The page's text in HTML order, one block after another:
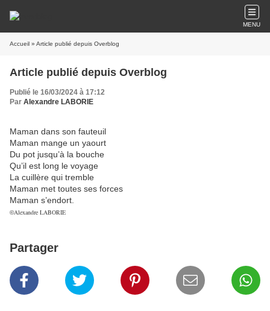
MENU
Accueil » Article publié depuis Overblog
Article publié depuis Overblog
Publié le 16/03/2024 à 17:12
Par Alexandre LABORIE
Maman dans son fauteuil
Maman mange un yaourt
Du pot jusqu’à la bouche
Qu’il est long le voyage
La cuillère qui tremble
Maman met toutes ses forces
Maman s’endort.
©Alexandre LABORIE
Partager